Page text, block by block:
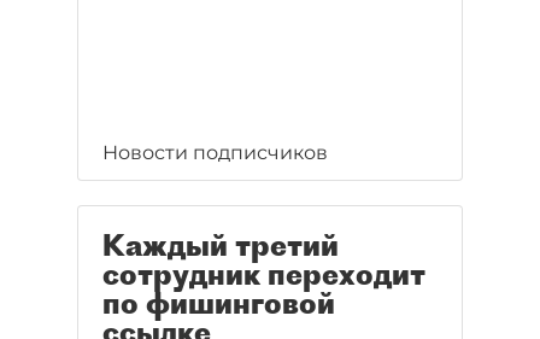
Новости подписчиков
Каждый третий
сотрудник переходит
по фишинговой
ссылке